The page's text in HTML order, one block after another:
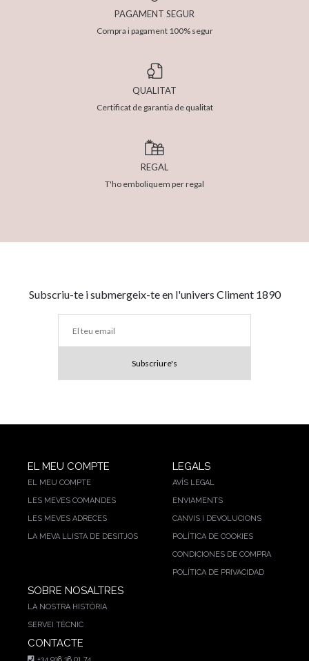
PAGAMENT SEGUR
Compra i pagament 100% segur
QUALITAT
Certificat de garantia de qualitat
REGAL
T'ho emboliquem per regal
Subscriu-te i submergeix-te en l'univers Climent 1890
EL MEU COMPTE
EL MEU COMPTE
LES MEVES COMANDES
LES MEVES ADRECES
LA MEVA LLISTA DE DESITJOS
LEGALS
AVÍS LEGAL
ENVIAMENTS
CANVIS I DEVOLUCIONS
POLÍTICA DE COOKIES
CONDICIONES DE COMPRA
POLÍTICA DE PRIVACIDAD
SOBRE NOSALTRES
LA NOSTRA HISTÒRIA
SERVEI TÈCNIC
CONTACTE